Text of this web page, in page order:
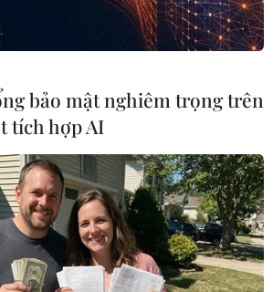
bảo mật nghiêm trọng trên
tích hợp AI